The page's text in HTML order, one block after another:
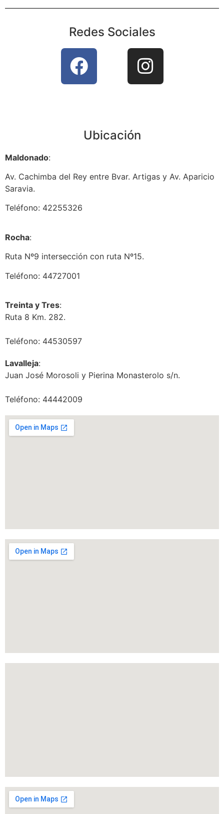
Redes Sociales
Ubicación
Maldonado:
Av. Cachimba del Rey entre Bvar. Artigas y Av. Aparicio
Saravia.
Teléfono: 42255326
Rocha:
Ruta Nº9 intersección con ruta Nº15.
Teléfono: 44727001
Treinta y Tres:
Ruta 8 Km. 282.
Teléfono: 44530597
Lavalleja:
Juan José Morosoli y Pierina Monasterolo s/n.
Teléfono: 44442009